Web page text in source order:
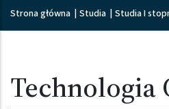
Ścieżka nawigacyjna
Strona główna Studia Studia I
Technologia